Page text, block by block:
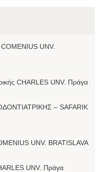
UNV.
CHARLES UNV. Πράγα
– SAFARIK
UNV. BRATISLAVA
UNV. Πράγα